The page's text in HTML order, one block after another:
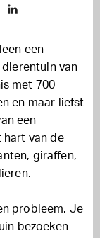
een
van
met 700
en maar liefst
een
hart van de
giraffen,
probleem. Je
bezoeken